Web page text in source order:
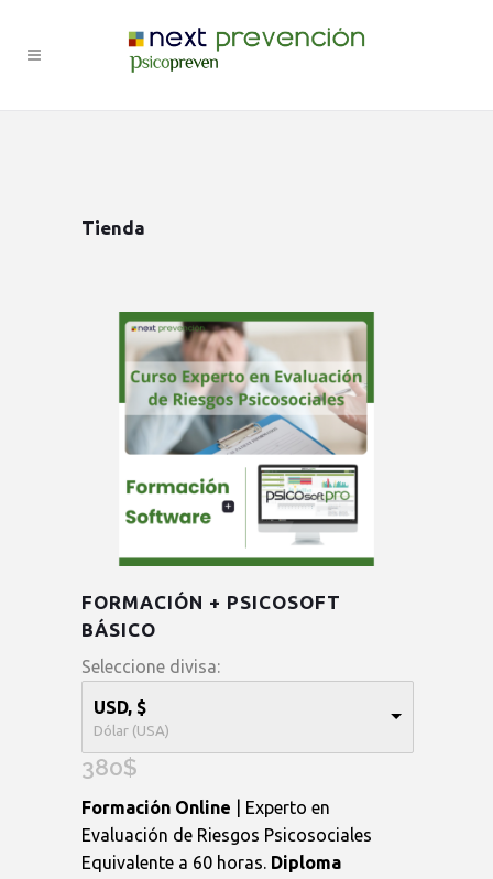
Tienda
FORMACIÓN + PSICOSOFT
BÁSICO
Seleccione divisa:
USD, $
Dólar (USA)
380$
Formación Online | Experto en
Evaluación de Riesgos Psicosociales
Equivalente a 60 horas. Diploma